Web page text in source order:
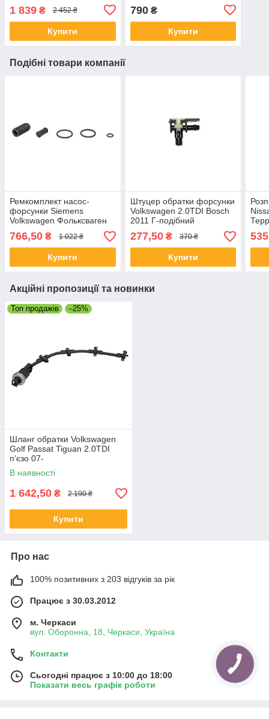
1 839 ₴ 2 452 ₴
Купити
790₴
Купити
Подібні товари компанії
Ремкомплект насос-
форсунки Siemens
Volkswagen Фольксваген
1.9TDI - 2.0TDI
766,50 ₴ 1 022 ₴
Купити
Штуцер обратки форсунки
Volkswagen 2.0TDI Bosch
2011 Г-подібний
277,50₴ 370 ₴
Купити
Акційні пропозиції та новинки
Топ продажів –25%
Шланг обратки Volkswagen
Golf Passat Tiguan 2.0TDI
п'єзо 07-
В наявності
1 642,50 ₴ 2 190 ₴
Купити
Про нас
100% позитивних з 203 відгуків за рік
Працює з 30.03.2012
м. Черкаси
вул. Оборонна, 18, Черкаси, Україна
Контакти
Сьогодні працює з 10:00 до 18:00
Показати весь графік роботи